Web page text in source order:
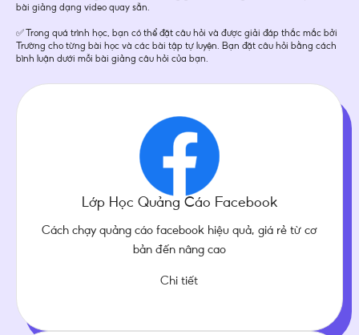
bài giảng dạng video quay sẵn.
✅ Trong quá trình học, bạn có thể đặt câu hỏi và được giải đáp thắc mắc bởi
Trường cho từng bài học và các bài tập tự luyện. Bạn đặt câu hỏi bằng cách
bình luận dưới mỗi bài giảng câu hỏi của bạn.
Lớp Học Quảng Cáo Facebook
Cách chạy quảng cáo facebook hiệu quả, giá rẻ từ cơ
bản đến nâng cao
Chi tiết